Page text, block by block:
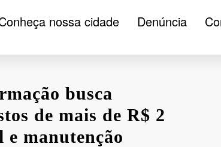
nossa cidade Denúncia
busca
de mais de R$ 2
e manutenção